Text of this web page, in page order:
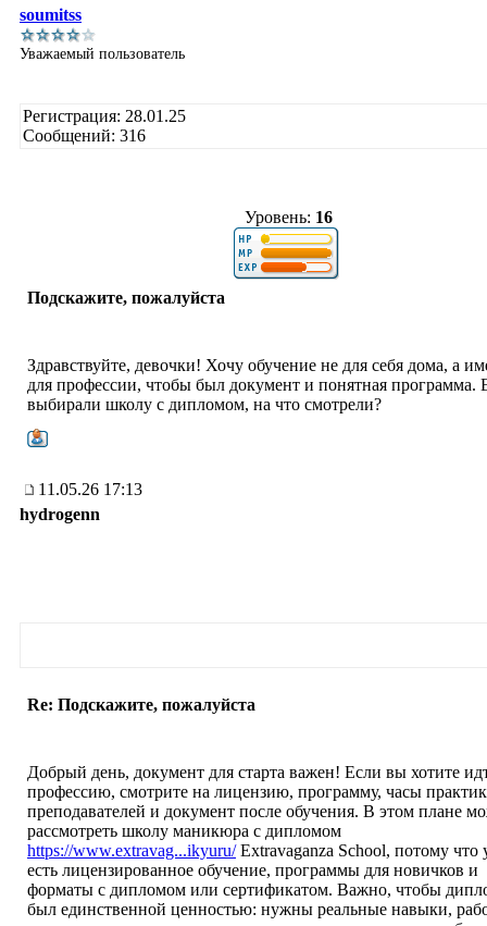
soumitss
Уважаемый пользователь
Регистрация: 28.01.25
Сообщений: 316
Уровень: 16
Подскажите, пожалуйста
Здравствуйте, девочки! Хочу обучение не для себя дома, а
для профессии, чтобы был документ и понятная программа.
выбирали школу с дипломом, на что смотрели?
11.05.26 17:13
hydrogenn
Re: Подскажите, пожалуйста
Добрый день, документ для старта важен! Если вы хотите
профессию, смотрите на лицензию, программу, часы
преподавателей и документ после обучения. В этом плане
рассмотреть школу маникюра с дипломом
https://www.extravag...ikyuru/Extravaganza School, потому что
есть лицензированное обучение, программы для новичков и
форматы с дипломом или сертификатом. Важно, чтобы
был единственной ценностью: нужны реальные навыки,